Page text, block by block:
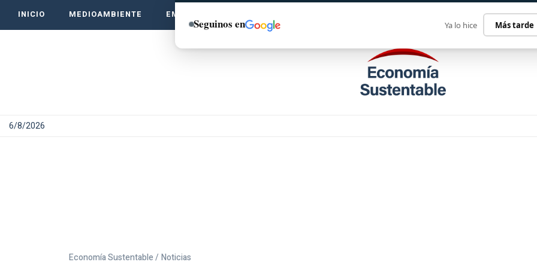
INICIO MEDIOAMBIENTE EMPRENDE VERDE
6/8/2026
Economía Sustentable / Noticias
Seguinos en Ya lo hice Más tarde